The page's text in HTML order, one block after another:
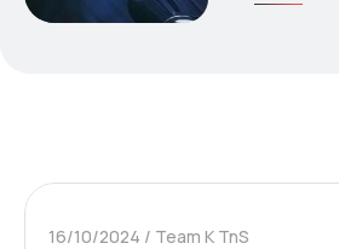
16/10/2024 Team K TnS